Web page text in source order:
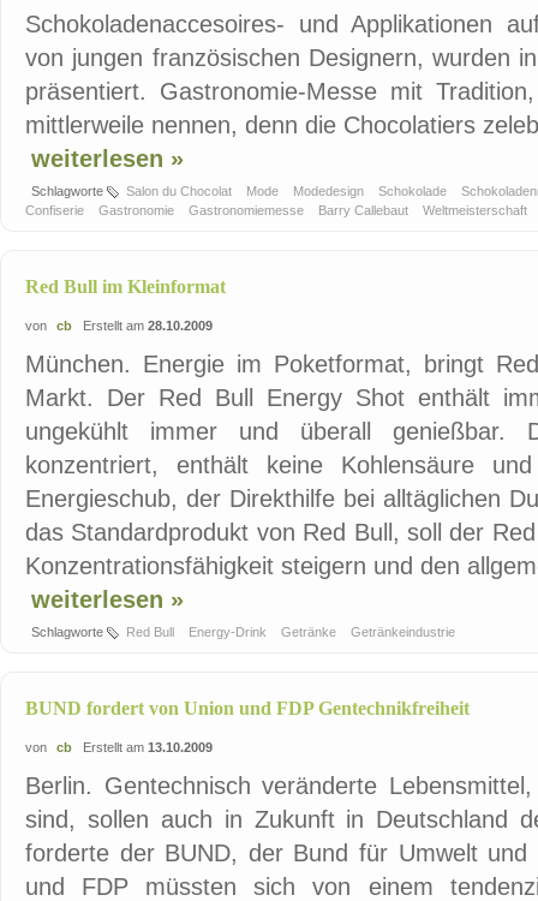
Schokoladenaccesoires- und Applikationen
von jungen französischen Designern, wurden
präsentiert. Gastronomie-Messe mit
mittlerweile nennen, denn die Chocolatiers
weiterlesen »
Schlagworte Salon du Chocolat Mode Modedesign Schokolade
Confiserie
Gastronomie Gastronomiemesse Barry Callebaut Weltmeisterschaft
Red Bull im Kleinformat
von cb Erstellt am 28.10.2009
München. Energie im Poketformat, bringt
Markt. Der Red Bull Energy Shot enthält
ungekühlt immer und überall genießbar.
konzentriert, enthält keine Kohlensäure
Energieschub, der Direkthilfe bei alltäglichen
das Standardprodukt von Red Bull, soll der
Konzentrationsfähigkeit steigern und den
weiterlesen »
Schlagworte Red Bull Energy-Drink Getränke Getränkeindustrie
BUND fordert von Union und FDP Gentechnikfreiheit
von cb Erstellt am 13.10.2009
Berlin. Gentechnisch veränderte
sind, sollen auch in Zukunft in Deutschland
forderte der BUND, der Bund für Umwelt und
und FDP müssten sich von einem